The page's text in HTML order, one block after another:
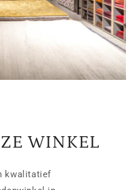
WINKEL
kwalitatief